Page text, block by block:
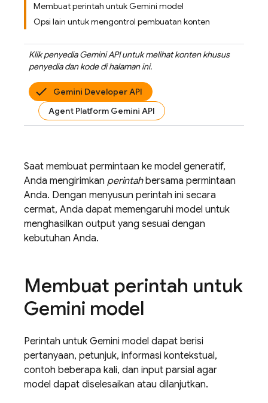
Membuat perintah untuk Gemini model
Opsi lain untuk mengontrol pembuatan konten
Klik penyediaGemini APIuntuk melihat konten khusus
penyedia dan kode di halaman ini.
Gemini Developer API
Agent Platform Gemini API
Saat membuat permintaan ke model generatif,
Anda mengirimkan perintahbersama permintaan
Anda. Dengan menyusun perintah ini secara
cermat, Anda dapat memengaruhi model untuk
menghasilkan output yang sesuai dengan
kebutuhan Anda.
Membuat perintah untuk
Gemini model
Perintah untuk Gemini model dapat berisi
pertanyaan, petunjuk, informasi kontekstual,
contoh beberapa kali, dan input parsial agar
model dapat diselesaikan atau dilanjutkan.